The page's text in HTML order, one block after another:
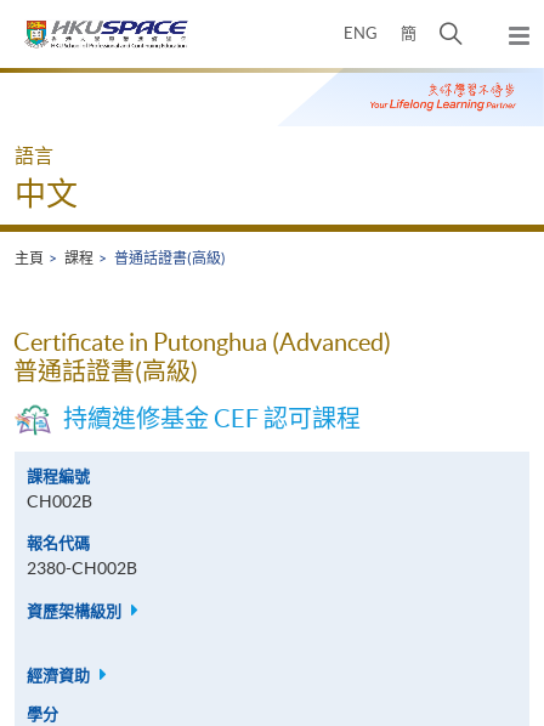
ENG 簡
開
搜
尋
彈
出
主
Main
語言
中文
主頁 課程 普通話證書(高級)
Certificate in Putonghua (Advanced)
普通話證書(高級)
持續進修基金 CEF 認可課程
課程編號
CH002B
報名代碼
2380-CH002B
資歷架構級別
經濟資助
學分